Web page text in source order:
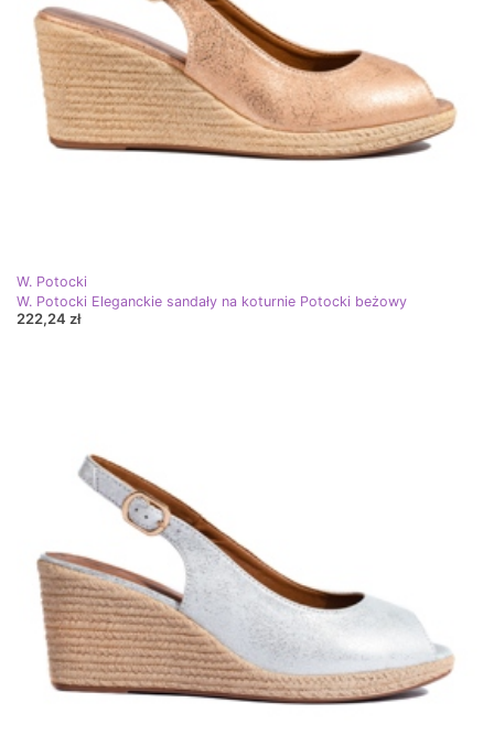
W. Potocki
W. Potocki Eleganckie sandały na koturnie Potocki beżowy
222,24 zł